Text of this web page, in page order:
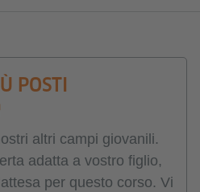
POSTI
altri campi giovanili.
adatta a vostro figlio,
per questo corso. Vi